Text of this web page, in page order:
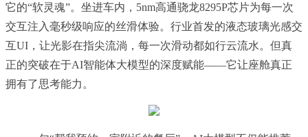
它的“软灵魂”。坐进车内，5nm高通骁龙8295P芯片为每一次
交互注入毫秒级响应的丝滑体验。行业首发的液态玻璃光感交
互UI，让光影在指尖流淌，每一次滑动都如行云流水。但真
正的突破在于AI智能体大模型的深度赋能——它让座舱真正
拥有了思考能力。